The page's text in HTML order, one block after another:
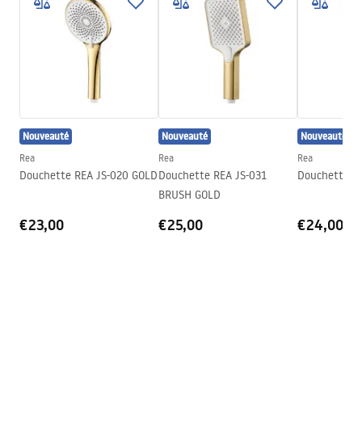
Largeur
110mm
245mm
24 mois
Pielęgnacja.pdf
Conditions de garantie
Warranty_Terms_and_Conditions_Accessories_-_24.pdf
Nouveauté
Rea
Douchette REA JS-020 GOLD
€23,00
Nouveauté
Rea
Douchette REA JS-031
BRUSH GOLD
€25,00
Nouveauté
Rea
Douchette
€24,00